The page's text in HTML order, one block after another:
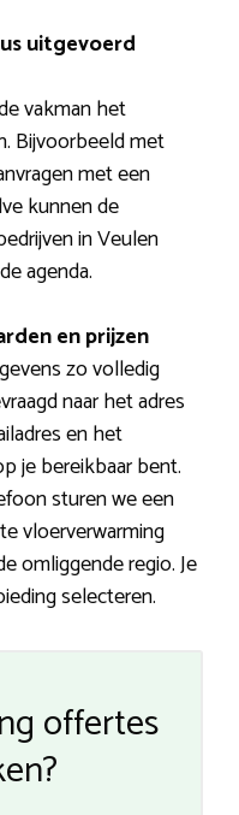
uitgevoerd
vakman het
Bijvoorbeeld met
met een
kunnen de
in Veulen
agenda.
en prijzen
zo volledig
naar het adres
en het
je bereikbaar bent.
sturen we een
vloerverwarming
omliggende regio. Je
selecteren.
offertes